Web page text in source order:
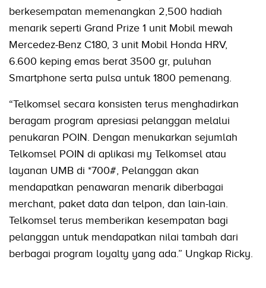
berkesempatan memenangkan 2,500 hadiah
menarik seperti Grand Prize 1 unit Mobil mewah
Mercedez-Benz C180, 3 unit Mobil Honda HRV,
6.600 keping emas berat 3500 gr, puluhan
Smartphone serta pulsa untuk 1800 pemenang.
“Telkomsel secara konsisten terus menghadirkan
beragam program apresiasi pelanggan melalui
penukaran POIN. Dengan menukarkan sejumlah
Telkomsel POIN di aplikasi my Telkomsel atau
layanan UMB di *700#, Pelanggan akan
mendapatkan penawaran menarik diberbagai
merchant, paket data dan telpon, dan lain-lain.
Telkomsel terus memberikan kesempatan bagi
pelanggan untuk mendapatkan nilai tambah dari
berbagai program loyalty yang ada.” Ungkap Ricky.